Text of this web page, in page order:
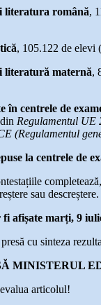
literatura română,
, 105.122 de elevi (
literatură maternă,
în centrele de
Regulamentul UE
(Regulamentul
la centrele de
sau
afișate marți, 9
cu sinteza
MINISTERUL
articolul!